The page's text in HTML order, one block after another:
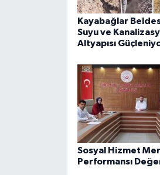
Kayabağlar
Suyu ve
Altyapısı
Sosyal Hizmet
Performansı